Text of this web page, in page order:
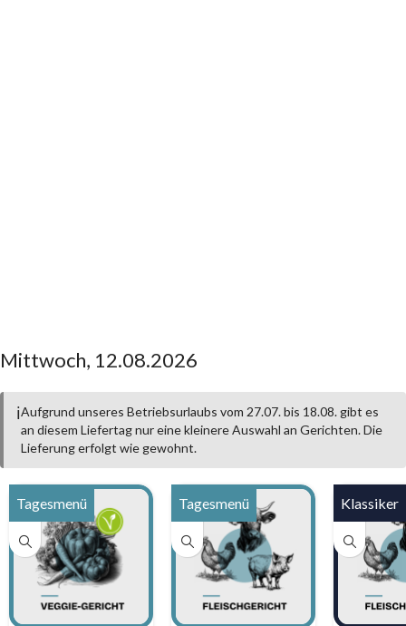
Mittwoch, 12.08.2026
ℹ️Aufgrund unseres Betriebsurlaubs vom 27.07. bis 18.08. gibt es
an diesem Liefertag nur eine kleinere Auswahl an Gerichten. Die
Lieferung erfolgt wie gewohnt.